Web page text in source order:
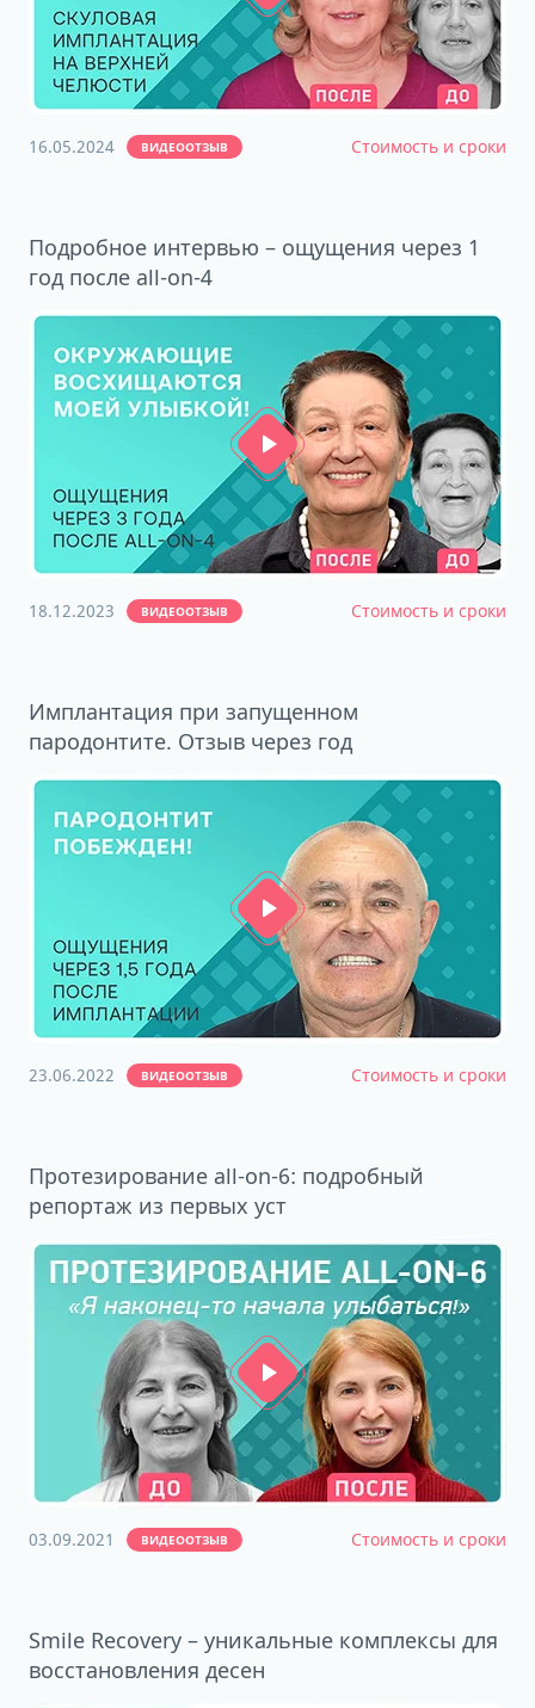
16.05.2024 ВИДЕООТЗЫВ Стоимость и сроки
Подробное интервью – ощущения через 1
год после all-on-4
18.12.2023 ВИДЕООТЗЫВ Стоимость и сроки
Имплантация при запущенном
пародонтите. Отзыв через год
23.06.2022 ВИДЕООТЗЫВ Стоимость и сроки
Протезирование all-on-6: подробный
репортаж из первых уст
03.09.2021 ВИДЕООТЗЫВ Стоимость и сроки
Smile Recovery – уникальные комплексы для
восстановления десен